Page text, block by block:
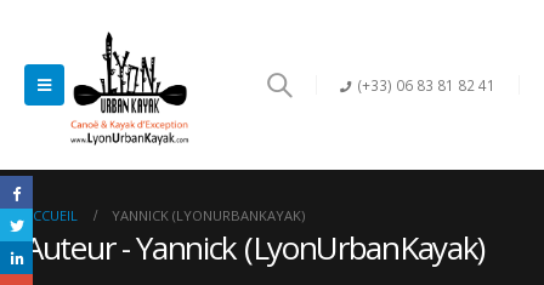
(+33) 06 83 81 82 41
ACCUEIL YANNICK (LYONURBANKAYAK)
Auteur - Yannick (LyonUrbanKayak)